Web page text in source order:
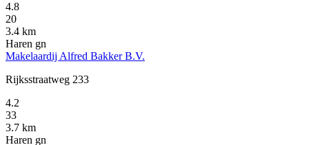
4.8
20
3.4 km
Haren gn
Makelaardij Alfred Bakker B.V.
Rijksstraatweg 233
4.2
33
3.7 km
Haren gn